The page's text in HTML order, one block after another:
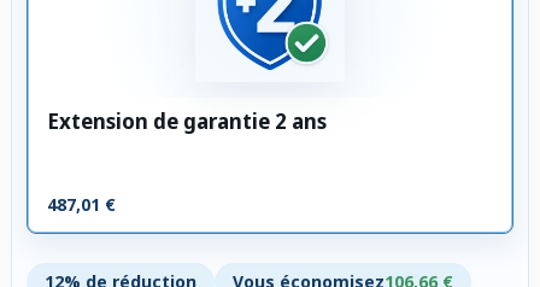
Extension de garantie 2 ans
487,01 €
12% de réduction Vous économisez106,66 €